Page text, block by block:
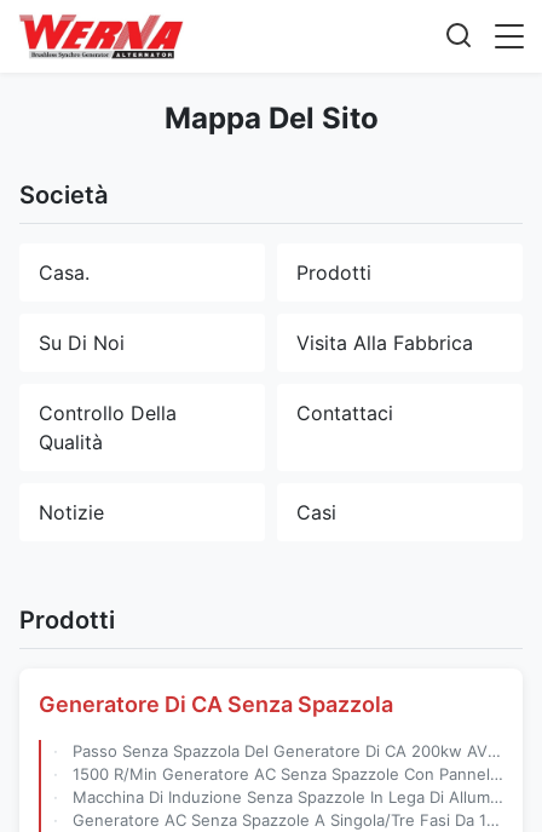
Mappa Del Sito
Società
Casa. Prodotti
Su Di Noi Visita Alla Fabbrica
Controllo Della
Qualità
Contattaci
Notizie Casi
Prodotti
Generatore Di CA Senza Spazzola
Passo Senza Spazzola Del Generatore Di CA 200kw AVR 50hz 1500rpm 2/3
1500 R/Min Generatore AC Senza Spazzole Con Pannello Di Controllo Deepsea
Macchina Di Induzione Senza Spazzole In Lega Di Alluminio A 1500 Giri Al Minuto Leggera Con Protezione ip22/ip23
Generatore AC Senza Spazzole A Singola/Tre Fasi Da 110-240v Con Pannello Di Controllo Deepsea Harsen